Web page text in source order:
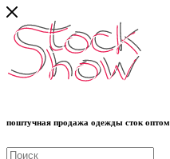
поштучная продажа одежды сток оптом